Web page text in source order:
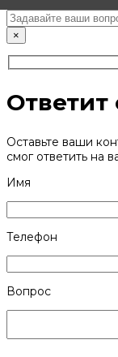
×
Ответит
Оставьте ваши
смог ответить на
Имя
Телефон
Вопрос